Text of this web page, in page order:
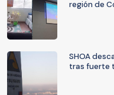
región de
SHOA
tras fuerte